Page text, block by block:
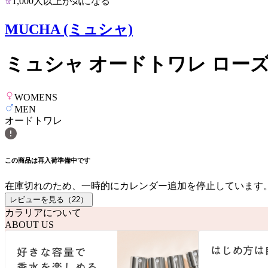
MUCHA (ミュシャ)
ミュシャ オードトワレ ロー
WOMENS
MEN
オードトワレ
この商品は再入荷準備中です
在庫切れのため、一時的にカレンダー追加を停止しています
レビューを見る（ 22）
カラリアについて
ABOUT US